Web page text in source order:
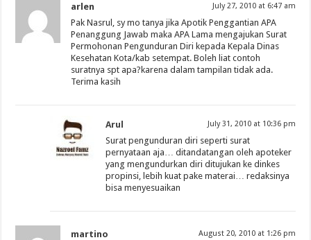
arlen July 27, 2010 at 6:47 am
Pak Nasrul, sy mo tanya jika Apotik Penggantian APA
Penanggung Jawab maka APA Lama mengajukan Surat
Permohonan Pengunduran Diri kepada Kepala Dinas
Kesehatan Kota/kab setempat. Boleh liat contoh
suratnya spt apa?karena dalam tampilan tidak ada.
Terima kasih
Arul July 31, 2010 at 10:36 pm
Surat pengunduran diri seperti surat
pernyataan aja… ditandatangan oleh apoteker
yang mengundurkan diri ditujukan ke dinkes
propinsi, lebih kuat pake materai… redaksinya
bisa menyesuaikan
martino August 20, 2010 at 1:26 pm